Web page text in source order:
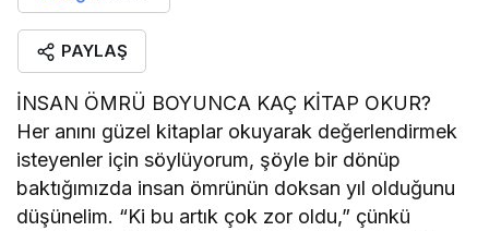
PAYLAŞ
İNSAN ÖMRÜ BOYUNCA KAÇ KİTAP OKUR?
Her anını güzel kitaplar okuyarak değerlendirmek
isteyenler için söylüyorum, şöyle bir dönüp
baktığımızda insan ömrünün doksan yıl olduğunu
düşünelim. “Ki bu artık çok zor oldu,” çünkü